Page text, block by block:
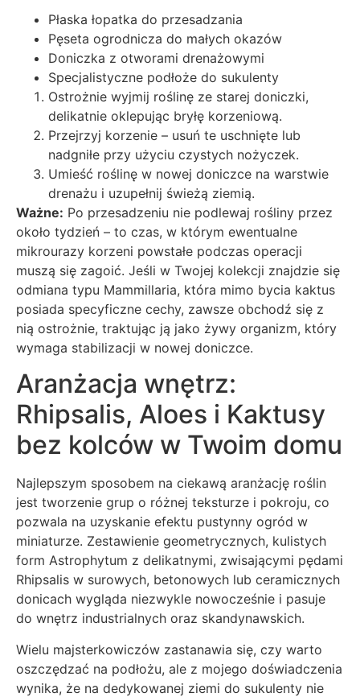
Płaska łopatka do przesadzania
Pęseta ogrodnicza do małych okazów
Doniczka z otworami drenażowymi
Specjalistyczne podłoże do sukulenty
Ostrożnie wyjmij roślinę ze starej doniczki,
delikatnie oklepując bryłę korzeniową.
Przejrzyj korzenie – usuń te uschnięte lub
nadgniłe przy użyciu czystych nożyczek.
Umieść roślinę w nowej doniczce na warstwie
drenażu i uzupełnij świeżą ziemią.
Ważne: Po przesadzeniu nie podlewaj rośliny przez
około tydzień – to czas, w którym ewentualne
mikrourazy korzeni powstałe podczas operacji
muszą się zagoić. Jeśli w Twojej kolekcji znajdzie się
odmiana typu Mammillaria, która mimo bycia kaktus
posiada specyficzne cechy, zawsze obchodź się z
nią ostrożnie, traktując ją jako żywy organizm, który
wymaga stabilizacji w nowej doniczce.
Aranżacja wnętrz:
Rhipsalis, Aloes i Kaktusy
bez kolców w Twoim domu
Najlepszym sposobem na ciekawą aranżację roślin
jest tworzenie grup o różnej teksturze i pokroju, co
pozwala na uzyskanie efektu pustynny ogród w
miniaturze. Zestawienie geometrycznych, kulistych
form Astrophytum z delikatnymi, zwisającymi pędami
Rhipsalis w surowych, betonowych lub ceramicznych
donicach wygląda niezwykle nowocześnie i pasuje
do wnętrz industrialnych oraz skandynawskich.
Wielu majsterkowiczów zastanawia się, czy warto
oszczędzać na podłożu, ale z mojego doświadczenia
wynika, że na dedykowanej ziemi do sukulenty nie